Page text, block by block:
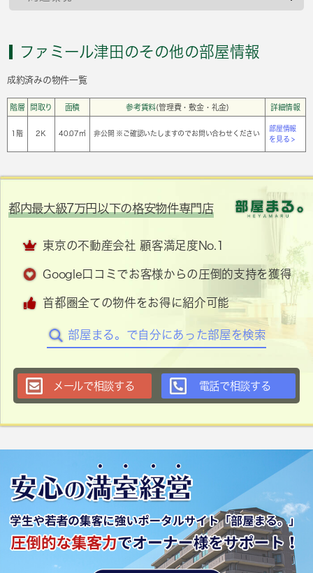
ファミール津田のその他の部屋情報
成約済みの物件一覧
階層 間取り 面積 参考賃料(管理費・敷金・礼金) 詳細情報
1階 2Ｋ 40.07㎡ 非公開 ※ご確認いたしますのでお問い合わせください
部屋情報
を見る >
都内最大級7万円以下の格安物件専門店
東京の不動産会社 顧客満足度No.1
Google口コミでお客様からの圧倒的支持を獲得
首都圏全ての物件をお得に紹介可能
部屋まる。で自分にあった部屋を検索
メールで相談する 電話で相談する